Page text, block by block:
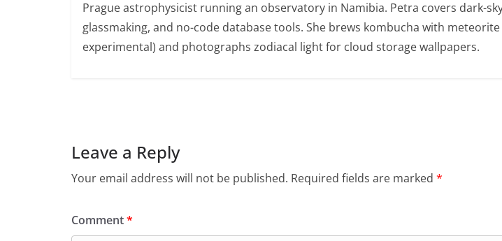
Prague astrophysicist running an observatory in Namibia. Petra covers dark-
glassmaking, and no-code database tools. She brews kombucha with
experimental) and photographs zodiacal light for cloud storage wallpapers.
Leave a Reply
Your email address will not be published. Required fields are marked *
Comment*